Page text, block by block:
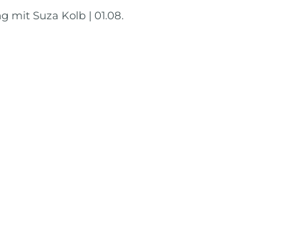
mit Suza Kolb | 01.08.